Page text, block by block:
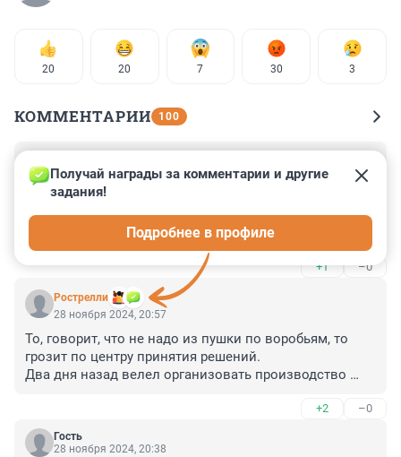
20 20 7 30 3
КОММЕНТАРИИ 100
28 ноября 2024, 21:20
Пугать какбыбешник может, но сам он жить хочет, про
какой-бы рай не рассказывал другим. И отлично
понимает, что за ударом по "центрам принятия
решений" - есть вероятность получить солидарный
гораздо более мощный одновременный ответный
удар, и уже отнюдь не от Украины, а от штатов и
Европы.
+1 –0
Рострелли
Получай награды за комментарии и другие
задания!
Подробнее в профиле
28 ноября 2024, 20:57
То, говорит, что не надо из пушки по воробьям, то
грозит по центру принятия решений.
Два дня назад велел организовать производство
+2 –0
Гость
28 ноября 2024, 20:38